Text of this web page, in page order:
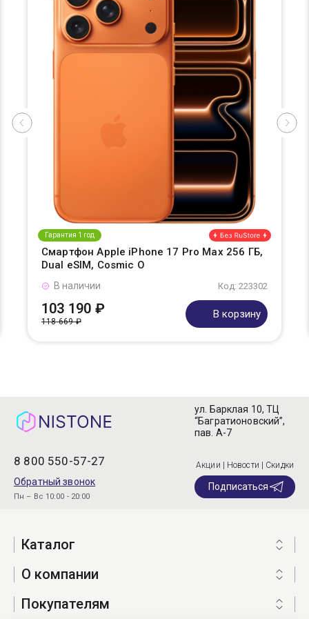
Гарантия 1 год
Смартфон Apple iPhone 17 Pro Max 256 ГБ,
Dual eSIM, Cosmic O
Код: 223302
В наличии
103 190 ₽
118 669 ₽
В корзину
8 800 550-57-27
Обратный звонок
Пн – Вс 10:00 - 20:00
ул. Барклая 10, ТЦ
“Багратионовский”,
пав. А-7
Акции | Новости | Скидки
Подписаться
Каталог
О компании
Покупателям